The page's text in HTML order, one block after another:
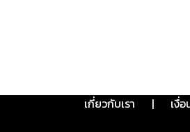
เกี่ยวกับเรา | เงื่